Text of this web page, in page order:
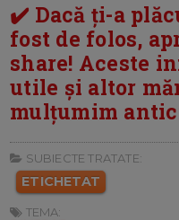
✔️ Dacă ți-a
fost de folos,
share! Aceste
utile și altor
mulțumim
SUBIECTE TRATATE:
ETICHETAT
TEMA: